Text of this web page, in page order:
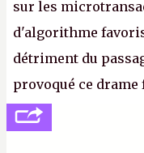
sur les
d'algorithme
détriment du
provoqué ce
se consoler, le
sur le déblocage du